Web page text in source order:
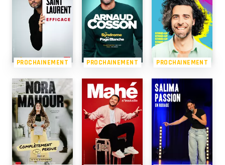
PROCHAINEMENT PROCHAINEMENT PROCHAINEMENT